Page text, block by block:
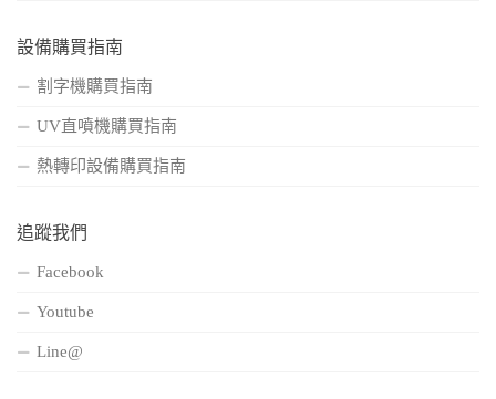
設備購買指南
割字機購買指南
UV直噴機購買指南
熱轉印設備購買指南
追蹤我們
Facebook
Youtube
Line@